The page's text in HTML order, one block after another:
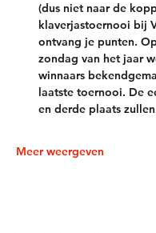
(dus niet naar de
klaverjastoernooi bij
ontvang je punten.
zondag van het jaar
winnaars
laatste toernooi. De
en derde plaats
Meer weergeven